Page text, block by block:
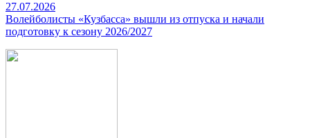
27.07.2026
Волейболисты «Кузбасса» вышли из отпуска и начали
подготовку к сезону 2026/2027